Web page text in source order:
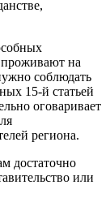
на
соблюдать
15-й статьей
оговаривает
региона.
достаточно
или